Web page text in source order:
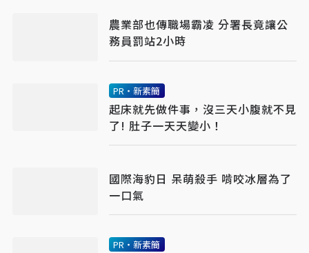
農業部也傳職場霸凌 分署長竟讓公
務員罰站2小時
PR・新素簡
起床就先做件事，沒三天小腹就不見
了! 肚子一天天變小！
國際海豹日 呆萌殺手 啃咬冰層為了
一口氣
PR・新素簡